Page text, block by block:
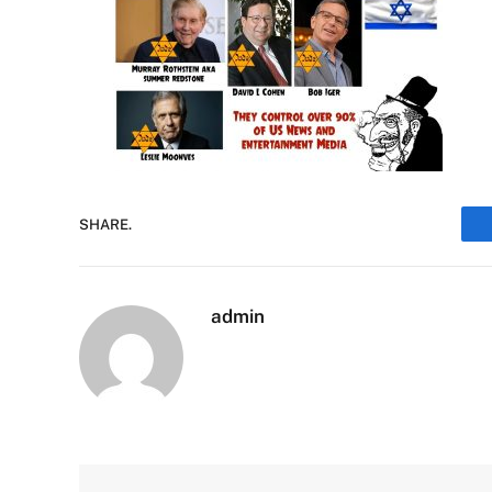
SHARE.
admin